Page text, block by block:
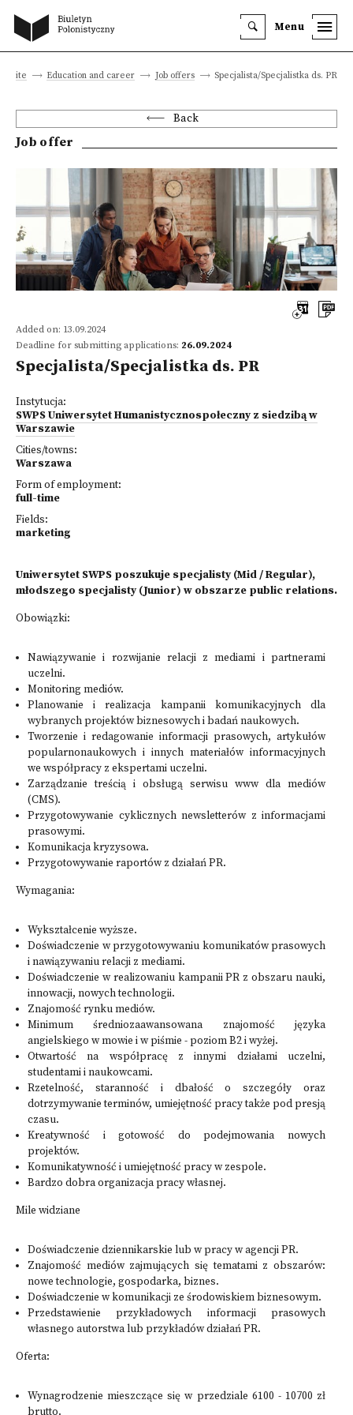
Menu
site Education and career Job offers Specjalista/Specjalistka ds. PR
Back
Job offer
Added on: 13.09.2024
Deadline for submitting applications: 26.09.2024
Specjalista/Specjalistka ds. PR
Instytucja:
SWPS Uniwersytet Humanistycznospołeczny z siedzibą w
Warszawie
Cities/towns:
Warszawa
Form of employment:
full-time
Fields:
marketing
Uniwersytet SWPS poszukuje specjalisty (Mid / Regular),
młodszego specjalisty (Junior) w obszarze public relations.
Obowiązki:
Nawiązywanie i rozwijanie relacji z mediami i partnerami
uczelni.
Monitoring mediów.
Planowanie i realizacja kampanii komunikacyjnych dla
wybranych projektów biznesowych i badań naukowych.
Tworzenie i redagowanie informacji prasowych, artykułów
popularnonaukowych i innych materiałów informacyjnych
we współpracy z ekspertami uczelni.
Zarządzanie treścią i obsługą serwisu www dla mediów
(CMS).
Przygotowywanie cyklicznych newsletterów z informacjami
prasowymi.
Komunikacja kryzysowa.
Przygotowywanie raportów z działań PR.
Wymagania:
Wykształcenie wyższe.
Doświadczenie w przygotowywaniu komunikatów prasowych
i nawiązywaniu relacji z mediami.
Doświadczenie w realizowaniu kampanii PR z obszaru nauki,
innowacji, nowych technologii.
Znajomość rynku mediów.
Minimum średniozaawansowana znajomość języka
angielskiego w mowie i w piśmie - poziom B2 i wyżej.
Otwartość na współpracę z innymi działami uczelni,
studentami i naukowcami.
Rzetelność, staranność i dbałość o szczegóły oraz
dotrzymywanie terminów, umiejętność pracy także pod presją
czasu.
Kreatywność i gotowość do podejmowania nowych
projektów.
Komunikatywność i umiejętność pracy w zespole.
Bardzo dobra organizacja pracy własnej.
Mile widziane
Doświadczenie dziennikarskie lub w pracy w agencji PR.
Znajomość mediów zajmujących się tematami z obszarów:
nowe technologie, gospodarka, biznes.
Doświadczenie w komunikacji ze środowiskiem biznesowym.
Przedstawienie przykładowych informacji prasowych
własnego autorstwa lub przykładów działań PR.
Oferta:
Wynagrodzenie mieszczące się w przedziale 6100 - 10700 zł
brutto.